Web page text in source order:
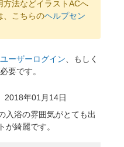
法などイラストACへ
、こちらのヘルプセン
ーザーログイン 、もしく
要です。
2018年01月14日
入浴の雰囲気がとても出
が綺麗です。